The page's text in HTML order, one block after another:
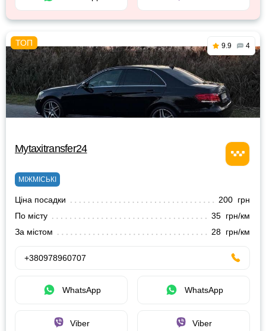
9.9 4
Mytaxitransfer24
МІЖМІСЬКІ
Ціна посадки
200 грн
По місту
35 грн/км
За містом
28 грн/км
+380978960707
WhatsApp WhatsApp
Viber Viber